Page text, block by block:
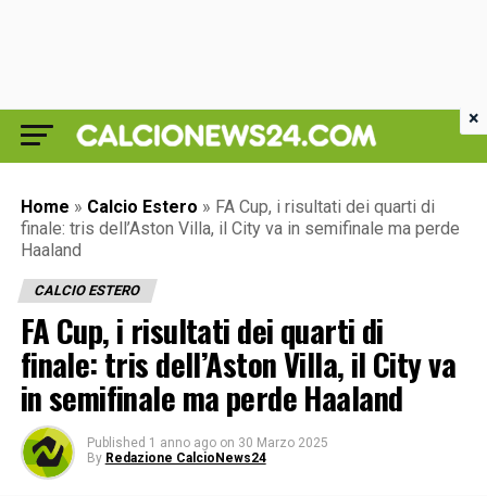
Home » Calcio Estero » FA Cup, i risultati dei quarti di
finale: tris dell’Aston Villa, il City va in semifinale ma perde
Haaland
CALCIO ESTERO
FA Cup, i risultati dei quarti di
finale: tris dell’Aston Villa, il City va
in semifinale ma perde Haaland
Published 1 anno ago on 30 Marzo 2025
By Redazione CalcioNews24
×